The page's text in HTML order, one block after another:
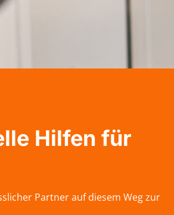
Hilfen für
Partner auf diesem Weg zur